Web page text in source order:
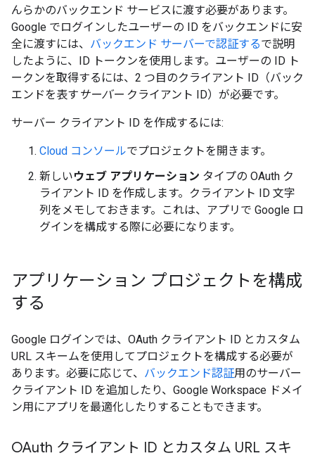
んらかのバックエンド サービスに渡す必要があります。
Google でログインしたユーザーの ID をバックエンドに安
全に渡すには、 バックエンド サーバーで認証するで説明
したように、ID トークンを使用します。ユーザーの ID ト
ークンを取得するには、2 つ目のクライアント ID（バック
エンドを表す サーバー クライアント ID）が必要です。
サーバー クライアント ID を作成するには:
Cloud コンソールでプロジェクトを開きます。
新しいウェブ アプリケーション タイプの OAuth ク
ライアント ID を作成します。クライアント ID 文字
列をメモしておきます。これは、アプリで Google ロ
グインを構成する際に必要になります。
アプリケーション プロジェクトを構成
する
Google ログインでは、OAuth クライアント ID とカスタム
URL スキームを使用してプロジェクトを構成する必要が
あります。必要に応じて、 バックエンド認証用のサーバー
クライアント ID を追加したり、Google Workspace ドメイ
ン用にアプリを最適化したりすることもできます。
OAuth クライアント ID とカスタム URL スキ